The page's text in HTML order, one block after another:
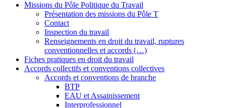
Missions du Pôle Politique du Travail
Présentation des missions du Pôle T
Contact
Inspection du travail
Renseignements en droit du travail, ruptures
conventionnelles et accords (…)
Fiches pratiques en droit du travail
Accords collectifs et conventions collectives
Accords et conventions de branche
BTP
EAU et Assainissement
Interprofessionnel